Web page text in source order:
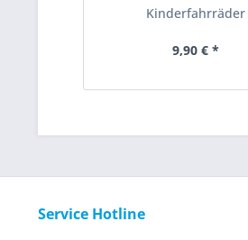
Kinderfahrräder
9,90 € *
Service Hotline